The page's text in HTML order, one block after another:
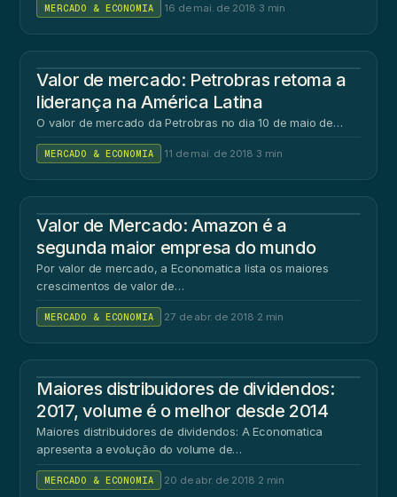
MERCADO & ECONOMIA 16 de mai. de 2018 3 min
Valor de mercado: Petrobras retoma a
liderança na América Latina
O valor de mercado da Petrobras no dia 10 de maio de…
MERCADO & ECONOMIA 11 de mai. de 2018 3 min
Valor de Mercado: Amazon é a
segunda maior empresa do mundo
Por valor de mercado, a Economatica lista os maiores
crescimentos de valor de…
MERCADO & ECONOMIA 27 de abr. de 2018 2 min
Maiores distribuidores de dividendos:
2017, volume é o melhor desde 2014
Maiores distribuidores de dividendos: A Economatica
apresenta a evolução do volume de…
MERCADO & ECONOMIA 20 de abr. de 2018 2 min